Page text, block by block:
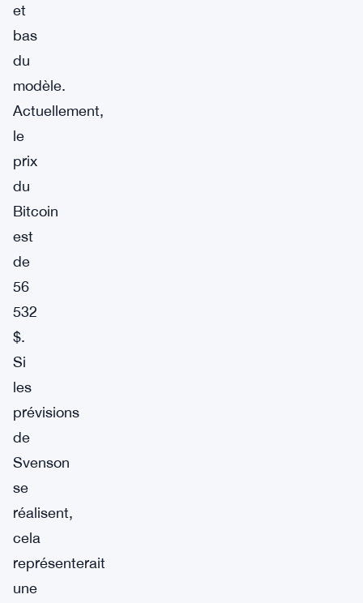
et
bas
du
modèle.
Actuellement,
le
prix
du
Bitcoin
est
de
56
532
$.
Si
les
prévisions
de
Svenson
se
réalisent,
cela
représenterait
une